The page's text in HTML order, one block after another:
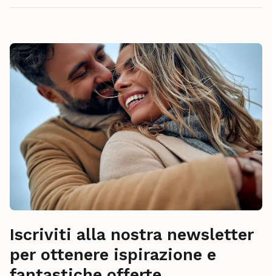
Iscriviti alla nostra newsletter
per ottenere ispirazione e